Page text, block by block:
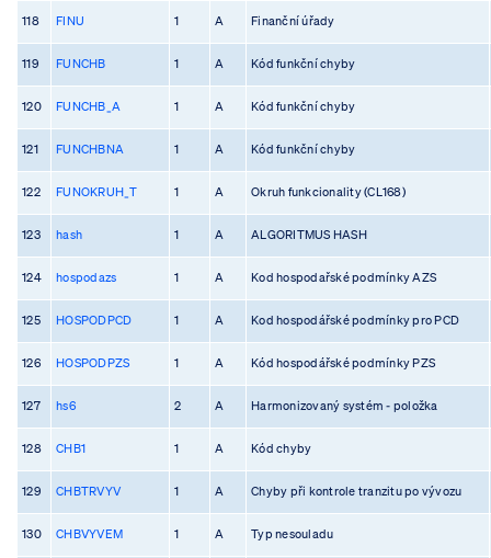
118 FINU 1 A Finanční úřady
119 FUNCHB 1 A Kód funkční chyby
120 FUNCHB_A 1 A Kód funkční chyby
121 FUNCHBNA 1 A Kód funkční chyby
122 FUNOKRUH_T 1 A Okruh funkcionality (CL168)
123 hash 1 A ALGORITMUS HASH
124 hospodazs 1 A Kod hospodařské podmínky AZS
125 HOSPODPCD 1 A Kod hospodářské podmínky pro PCD
126 HOSPODPZS 1 A Kód hospodářské podmínky PZS
127 hs6 2 A Harmonizovaný systém - položka
128 CHB1 1 A Kód chyby
129 CHBTRVYV 1 A Chyby při kontrole tranzitu po vývozu
130 CHBVYVEM 1 A Typ nesouladu